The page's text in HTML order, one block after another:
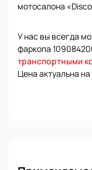
мотосалона
У нас вы всегда
фаркопа
транспортными
Цена актуальна на